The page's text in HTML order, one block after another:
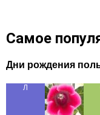
Самое
Дни рождения